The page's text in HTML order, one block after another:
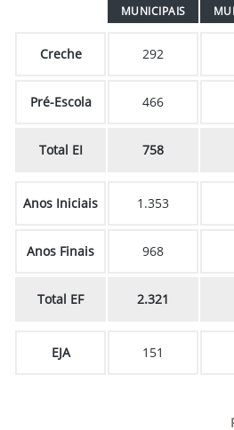
MUNICIPAIS
Creche 292
Pré-Escola 466
Total EI 758
Anos Iniciais 1.353
Anos Finais 968
Total EF 2.321
EJA 151